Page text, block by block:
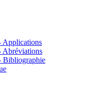
Applications
Abréviations
Bibliographie